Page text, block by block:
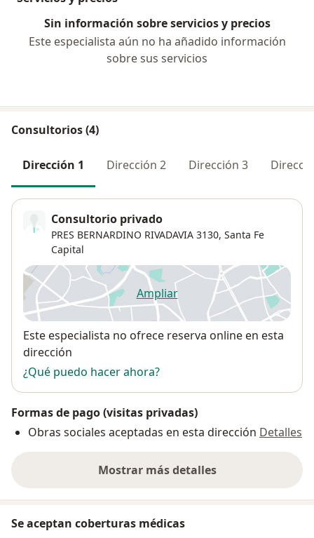
Sin información sobre servicios y precios
Este especialista aún no ha añadido información
sobre sus servicios
Consultorios (4)
Dirección 1 Dirección 2 Dirección 3
Consultorio privado
PRES BERNARDINO RIVADAVIA 3130, Santa Fe
Capital
Ampliarse abre en una nueva
Disponibilidad
Este especialista no ofrece reserva online en esta
dirección
¿Qué puedo hacer ahora?
Formas de pago (visitas privadas)
Obras sociales aceptadas en esta dirección Detalles
Mostrar más detalles
sobre la dirección
Se aceptan coberturas médicas